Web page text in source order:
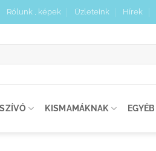
Rólunk , képek Üzleteink Hírek
KISMAMÁKNAK EGYÉB